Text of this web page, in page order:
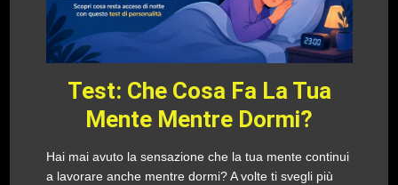
Test: Che Cosa Fa La Tua
Mente Mentre Dormi?
Hai mai avuto la sensazione che la tua mente continui
a lavorare anche mentre dormi? A volte ti svegli più